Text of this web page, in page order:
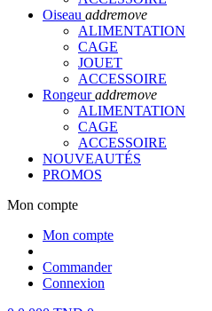
Oiseau addremove
ALIMENTATION
CAGE
JOUET
ACCESSOIRE
Rongeur addremove
ALIMENTATION
CAGE
ACCESSOIRE
NOUVEAUTÉS
PROMOS
Mon compte
Mon compte
Commander
Connexion